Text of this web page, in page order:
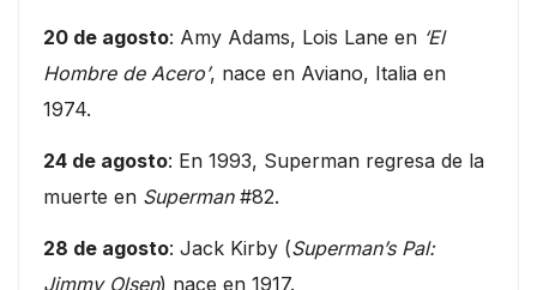
20 de agosto: Amy Adams, Lois Lane en ‘El
Hombre de Acero’, nace en Aviano, Italia en
1974.
24 de agosto: En 1993, Superman regresa de la
muerte en Superman#82.
28 de agosto: Jack Kirby (Superman’s Pal:
Jimmy Olsen) nace en 1917.